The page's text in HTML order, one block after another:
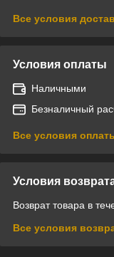
Все условия
Условия оплаты
Наличными
Безналичный
Все условия
Условия
Возврат товара в
Все условия